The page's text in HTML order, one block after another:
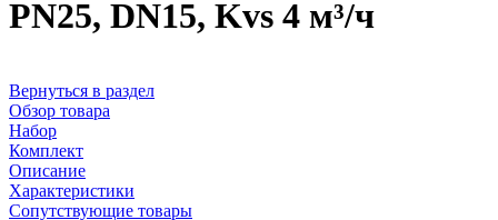
PN25, DN15, Kvs 4 м³/ч
Вернуться в раздел
Обзор товара
Набор
Комплект
Описание
Характеристики
Сопутствующие товары